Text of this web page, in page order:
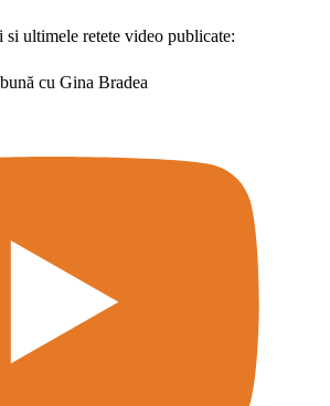
ultimele retete video publicate:
cu Gina Bradea